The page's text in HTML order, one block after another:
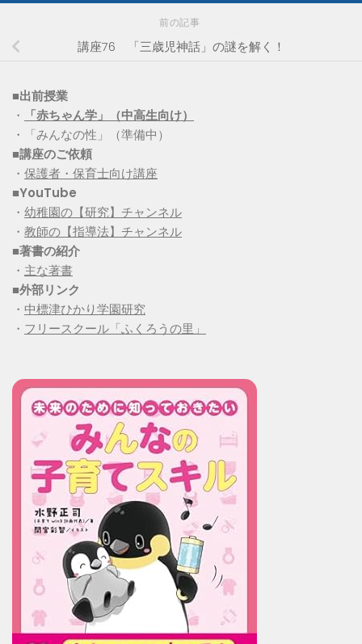
前の記事
講座76 「三歳児神話」の謎を解く！
■出前授業
・
「赤ちゃん学」（中高生向け）
・「みんなの性」（準備中）
■講座のご依頼
・ 保護者・保育士向け講座
■YouTube
・ 幼稚園の【研究】チャンネル
・ 教師の【指導法】チャンネル
■著書の紹介
・ 主な著書
■外部リンク
・ 中標津ひかり学園研究
・ フリースクール「ふくろうの里」